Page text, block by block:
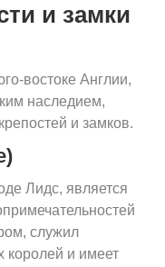
и замки
востоке Англии,
наследием,
и замков.
Лидс, является
служил
королей и имеет